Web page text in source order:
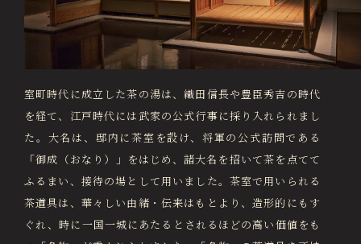
室町時代に成立した茶の湯は、織田信長や豊臣秀吉の時代
を経て、江戸時代には武家の公式行事に採り入れられまし
た。大名は、邸内に茶室を設け、将軍の公式訪問である
「御成（おなり）」をはじめ、諸大名を招いて茶を点てて
ふるまい、接待の場として用いました。茶室で用いられる
茶道具は、華々しい由緒・伝来はもとより、造形的にもす
ぐれ、時に一国一城にあたるとされるほどの高い価値をも